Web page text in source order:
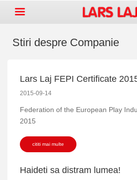
Echipament pentru spatii de
joaca
+
Mobilier stradal si de parc
Echipament pentru sport +
Contact
Stiri despre Companie
Lars Laj FEPI Certificate
2015-09-14
Federation of the European Play
2015
cititi mai multe
Haideti sa distram lumea!